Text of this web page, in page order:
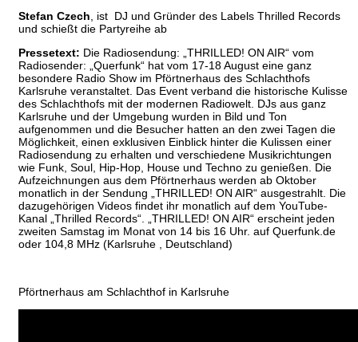
Stefan Czech, ist DJ und Gründer des Labels Thrilled Records
und schießt die Partyreihe ab
Pressetext: Die Radiosendung: „THRILLED! ON AIR“ vom
Radiosender: „Querfunk“ hat vom 17-18 August eine ganz
besondere Radio Show im Pförtnerhaus des Schlachthofs
Karlsruhe veranstaltet. Das Event verband die historische Kulisse
des Schlachthofs mit der modernen Radiowelt. DJs aus ganz
Karlsruhe und der Umgebung wurden in Bild und Ton
aufgenommen und die Besucher hatten an den zwei Tagen die
Möglichkeit, einen exklusiven Einblick hinter die Kulissen einer
Radiosendung zu erhalten und verschiedene Musikrichtungen
wie Funk, Soul, Hip-Hop, House und Techno zu genießen. Die
Aufzeichnungen aus dem Pförtnerhaus werden ab Oktober
monatlich in der Sendung „THRILLED! ON AIR“ ausgestrahlt. Die
dazugehörigen Videos findet ihr monatlich auf dem YouTube-
Kanal „Thrilled Records“. „THRILLED! ON AIR“ erscheint jeden
zweiten Samstag im Monat von 14 bis 16 Uhr. auf Querfunk.de
oder 104,8 MHz (Karlsruhe , Deutschland)
Pförtnerhaus am Schlachthof in Karlsruhe